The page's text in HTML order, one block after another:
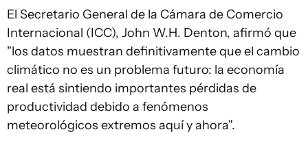
El Secretario General de la Cámara de Comercio
Internacional (ICC), John W.H. Denton, afirmó que
"los datos muestran definitivamente que el cambio
climático no es un problema futuro: la economía
real está sintiendo importantes pérdidas de
productividad debido a fenómenos
meteorológicos extremos aquí y ahora".